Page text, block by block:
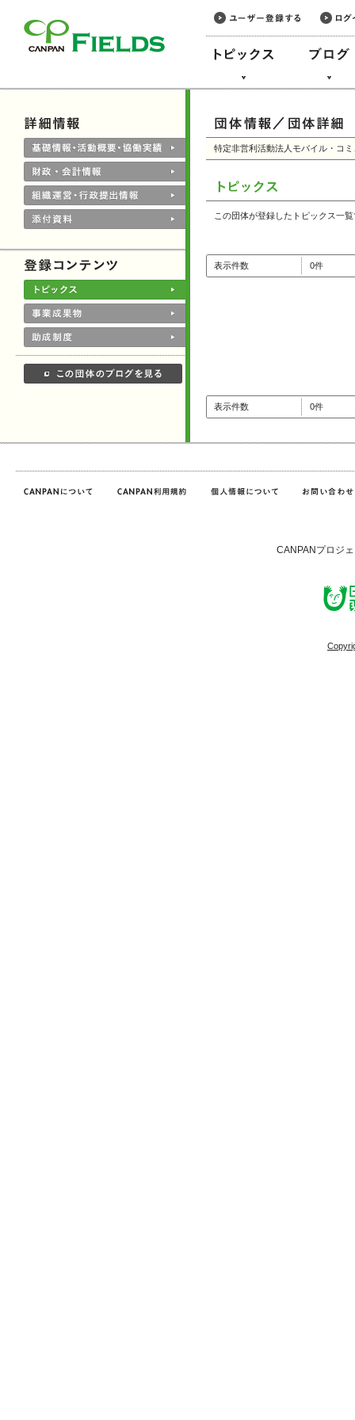
特定非営利活動法人モバイル・コ
この団体が登録したトピックス一
表示件数 0件
表示件数 0件
CANPANプロジ